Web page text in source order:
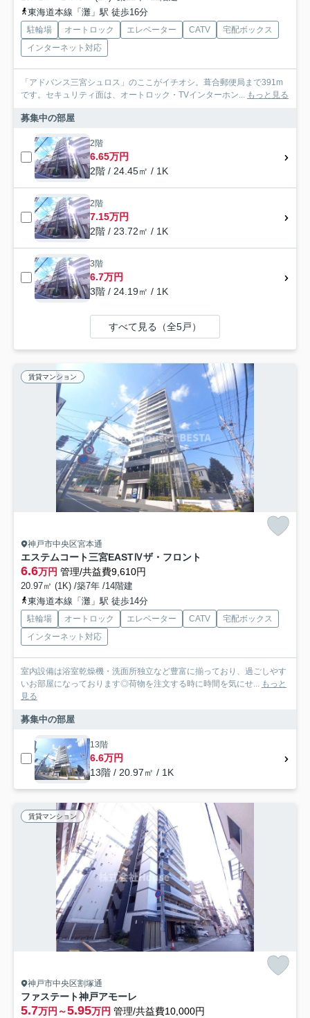
東海道本線「灘」駅 徒歩16分
駐輪場 オートロック エレベーター CATV
宅配ボックス
インターネット対応
「アドバンス三宮シュロス」のここがイチオシ。葺合郵便局まで391m
です。セキュリティ面は、オートロック・TVインターホン... もっと見る
募集中の部屋
2階
6.65万円
2階 / 24.45㎡ / 1K
2階
7.15万円
2階 / 23.72㎡ / 1K
3階
6.7万円
3階 / 24.19㎡ / 1K
すべて見る（全5戸）
賃貸マンション
神戸市中央区宮本通
エステムコート三宮EASTⅣザ・フロント
6.6万円 管理/共益費9,610円
20.97㎡ (1K) /築7年 /14階建
東海道本線「灘」駅 徒歩14分
駐輪場 オートロック エレベーター CATV
宅配ボックス
インターネット対応
室内設備は浴室乾燥機・洗面所独立など豊富に揃っており、過ごしやす
いお部屋になっております◎荷物を注文する時に時間を気にせ... もっと
見る
募集中の部屋
13階
6.6万円
13階 / 20.97㎡ / 1K
賃貸マンション
神戸市中央区割塚通
ファステート神戸アモーレ
5.7万円～5.95万円 管理/共益費10,000円